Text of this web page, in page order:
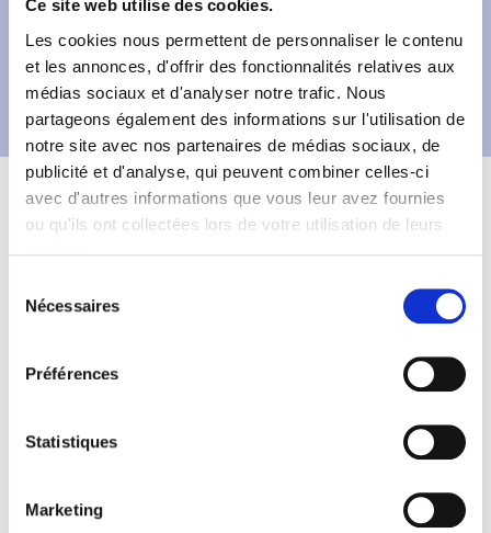
Ce site web utilise des cookies.
Les cookies nous permettent de personnaliser le contenu
et les annonces, d'offrir des fonctionnalités relatives aux
médias sociaux et d'analyser notre trafic. Nous
partageons également des informations sur l'utilisation de
notre site avec nos partenaires de médias sociaux, de
publicité et d'analyse, qui peuvent combiner celles-ci
avec d'autres informations que vous leur avez fournies
ou qu'ils ont collectées lors de votre utilisation de leurs
Nécessaires
Préférences
Statistiques
Marketing
Description Fiche technique
Informations complémentaires
Type de sol de
CITRUS australasica
tout type de sol.